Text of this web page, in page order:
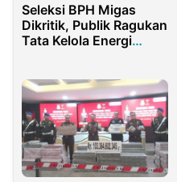
Seleksi BPH Migas
Dikritik, Publik Ragukan
Tata Kelola Energi